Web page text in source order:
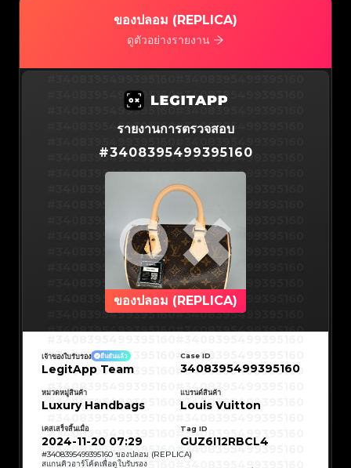
#3066123689299189#3066123689299189
#3066123689299189#3066123689299189
#3066123689299189#3066123689299189
#3066123689299189#3066123689299189
#3066123689299189#3066123689299189
#3066123689299189#3066123689299189
#3066123689299189
#3066123689299189
#3066123689299189#3066123689299189
#3066123689299189
#3066123689299189
#3066123689299189#3066123689299189
#3066123689299189#3066123689299189
#3066123689299189#3066123689299189
#3066123689299189#3066123689299189
#3066123689299189#3066123689299189
#3066123689299189#3066123689299189
#3066123689299189#3066123689299189
#3066123689299189
#3066123689299189
#3066123689299189
#3066123689299189
#3066123689299189
#3066123689299189
#3066123689299189
#3066123689299189
#3066123689299189
#3066123689299189
#3066123689299189
#3066123689299189#3066123689299189
#3066123689299189#3066123689299189
#3066123689299189
#3066123689299189
#3066123689299189#3066123689299189
#3066123689299189#3066123689299189
#3066123689299189#3066123689299189
#3066123689299189#3066123689299189
#3066123689299189#3066123689299189
#3066123689299189#3066123689299189
#3066123689299189#3066123689299189
#3066123689299189
#3066123689299189
#3066123689299189
#3066123689299189
#3066123689299189#3066123689299189
#3066123689299189#3066123689299189
#3066123689299189#3066123689299189
#3066123689299189#3066123689299189
#3066123689299189#3066123689299189
#3066123689299189#3066123689299189
#3066123689299189#3066123689299189
#3066123689299189
#3066123689299189
#3066123689299189
#3066123689299189
#3066123689299189
#3066123689299189
#3066123689299189
#3066123689299189
#3066123689299189
#3066123689299189
#3066123689299189
#3066123689299189
#3066123689299189#3066123689299189
ของปลอม (REPLICA)
ดูตัวอย่างรายงาน
#3408395499395160#3408395499395160
#3408395499395160#3408395499395160
#3408395499395160#3408395499395160
#3408395499395160#3408395499395160
#3408395499395160#3408395499395160
#3408395499395160#3408395499395160
#3408395499395160
#3408395499395160
#3408395499395160
#3408395499395160
#3408395499395160#3408395499395160
#3408395499395160#3408395499395160
#3408395499395160#3408395499395160
#3408395499395160#3408395499395160
#3408395499395160#3408395499395160
#3408395499395160#3408395499395160
#3408395499395160#3408395499395160
#3408395499395160
#3408395499395160
#3408395499395160
#3408395499395160
#3408395499395160
#3408395499395160
#3408395499395160
#3408395499395160
#3408395499395160
#3408395499395160
#3408395499395160
#3408395499395160
#3408395499395160#3408395499395160
รายงานการตรวจสอบ
#3408395499395160
ของปลอม (REPLICA)
#3408395499395160
#3408395499395160
#3408395499395160
#3408395499395160
#3408395499395160
#3408395499395160
#3408395499395160
#3408395499395160
#3408395499395160
#3408395499395160
#3408395499395160 #3408395499395160
#3408395499395160
#3408395499395160
เจ้าของใบรับรอง ยืนยันแล้ว
LegitApp Team
Case ID
3408395499395160
หมวดหมู่สินค้า
Luxury Handbags
แบรนด์สินค้า
Louis Vuitton
เคสเสร็จสิ้นเมื่อ
2024-11-20 07:29
Tag ID
GUZ6I12RBCL4
#3408395499395160 ของปลอม (REPLICA)
สแกนคิวอาร์โค้ดเพื่อดูใบรับรอง